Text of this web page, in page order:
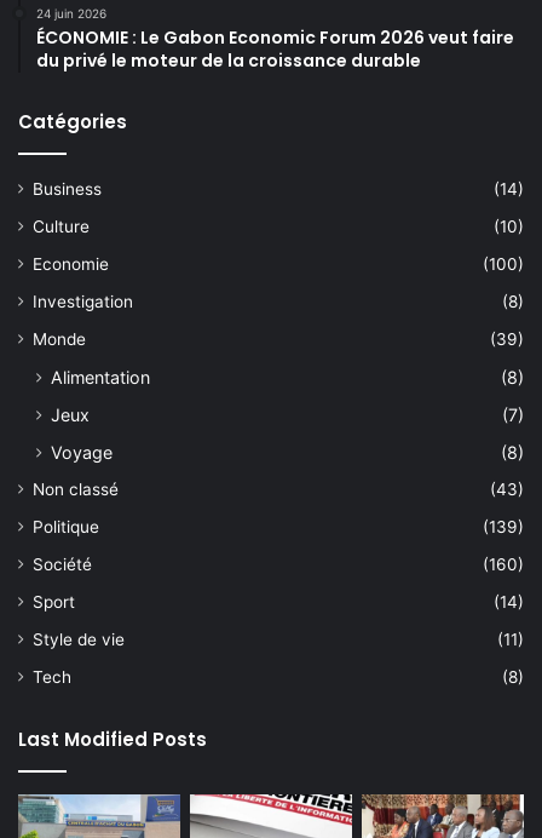
24 juin 2026
ÉCONOMIE : Le Gabon Economic Forum 2026 veut faire
du privé le moteur de la croissance durable
Catégories
Business
(14)
Culture
(10)
Economie
(100)
Investigation
(8)
Monde
(39)
Alimentation
(8)
Jeux
(7)
Voyage
(8)
Non classé
(43)
Politique
(139)
Société
(160)
Sport
(14)
Style de vie
(11)
Tech
(8)
Last Modified Posts